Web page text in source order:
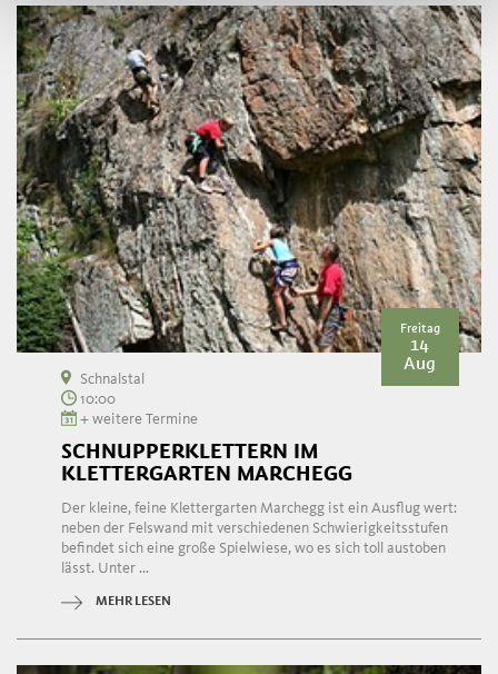
Freitag
14
Aug
Schnalstal
10:00
+ weitere Termine
SCHNUPPERKLETTERN IM
KLETTERGARTEN MARCHEGG
Der kleine, feine Klettergarten Marchegg ist ein Ausflug wert:
neben der Felswand mit verschiedenen Schwierigkeitsstufen
befindet sich eine große Spielwiese, wo es sich toll austoben
lässt. Unter ...
MEHR LESEN